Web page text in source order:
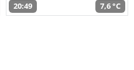
20:49 7,6 °C